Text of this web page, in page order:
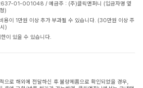
01-001048 / 예금주 : (주)클릭앤퍼니 (입금자명 옆
)
용이 1만원 이상 추가 부과될 수 있습니다. (30만원 이상 주
)
이 있을 수 있습니다.
으로 해외에 전달하신 후 불량제품으로 확인되었을 경우,